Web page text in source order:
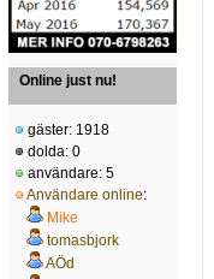
Online just nu!
gäster: 1918
dolda: 0
användare: 5
Användare online:
Mike
tomasbjork
AÖd